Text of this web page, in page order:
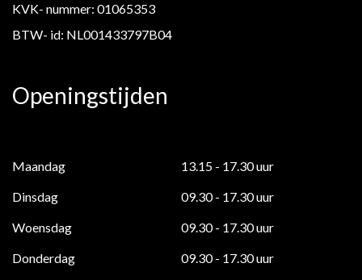
KVK- nummer: 01065353
BTW- id: NL001433797B04
Openingstijden
Maandag
13.15 - 17.30 uur
Dinsdag
09.30 - 17.30 uur
Woensdag
09.30 - 17.30 uur
Donderdag
09.30 - 17.30 uur